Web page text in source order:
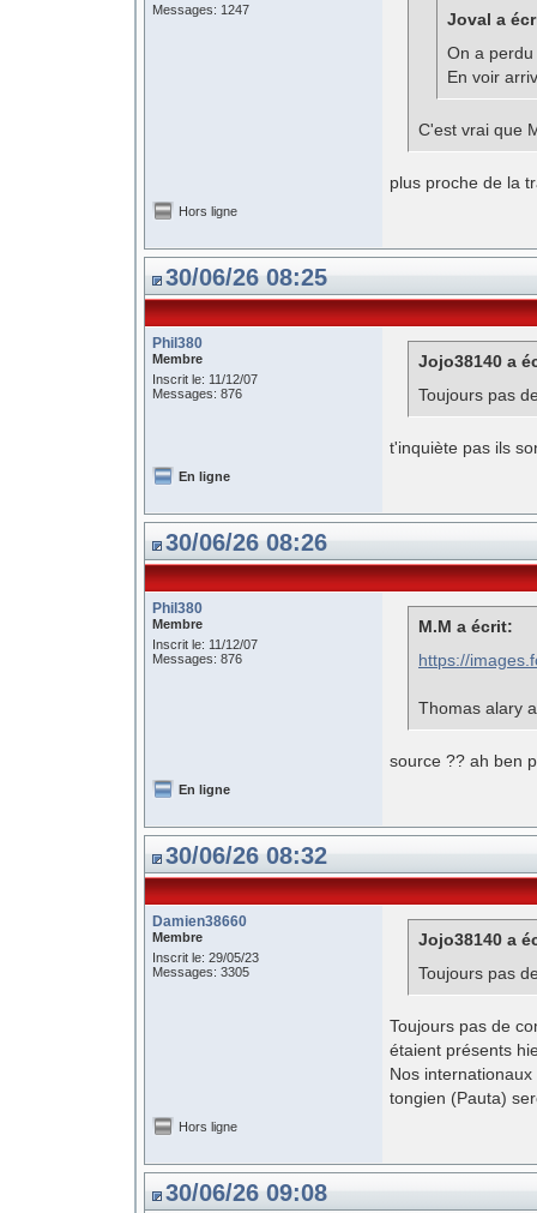
Messages: 1247
Joval a
On a
En voir
C'est vrai que
plus proche de la
Hors ligne
30/06/26 08:25
Phil380
Membre
Inscrit le: 11/12/07
Messages: 876
Jojo38140 a
Toujours pas
t'inquiète pas ils
En ligne
30/06/26 08:26
Phil380
Membre
Inscrit le: 11/12/07
Messages: 876
M.M a écrit:
https://
Thomas alary
source ?? ah ben
En ligne
30/06/26 08:32
Damien38660
Membre
Inscrit le: 29/05/23
Messages: 3305
Jojo38140 a
Toujours pas
Toujours pas de
étaient présents
Nos
tongien (Pauta)
Hors ligne
30/06/26 09:08